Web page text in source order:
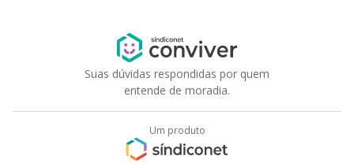
Suas dúvidas respondidas por quem
entende de moradia.
Um produto